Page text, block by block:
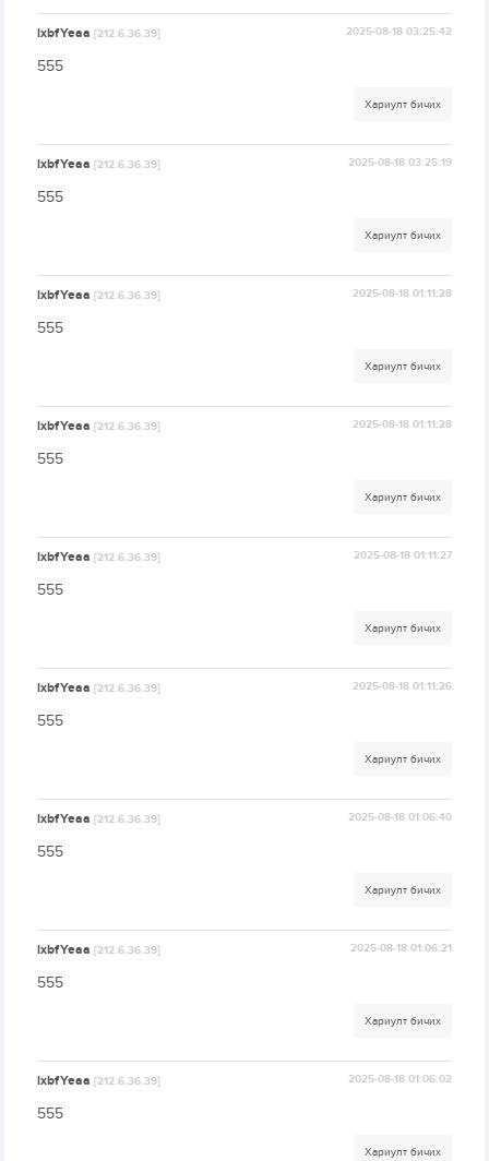
lxbfYeaa[212.6.36.39] 2025-08-18 03:25:42
555
Хариулт бичих
lxbfYeaa[212.6.36.39] 2025-08-18 03:25:19
555
Хариулт бичих
lxbfYeaa[212.6.36.39] 2025-08-18 01:11:28
555
Хариулт бичих
lxbfYeaa[212.6.36.39] 2025-08-18 01:11:28
555
Хариулт бичих
lxbfYeaa[212.6.36.39] 2025-08-18 01:11:27
555
Хариулт бичих
lxbfYeaa[212.6.36.39] 2025-08-18 01:11:26
555
Хариулт бичих
lxbfYeaa[212.6.36.39] 2025-08-18 01:06:40
555
Хариулт бичих
lxbfYeaa[212.6.36.39] 2025-08-18 01:06:21
555
Хариулт бичих
lxbfYeaa[212.6.36.39] 2025-08-18 01:06:02
555
Хариулт бичих